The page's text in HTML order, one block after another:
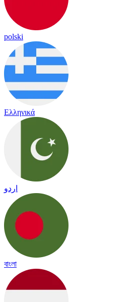
polski
Ελληνικά
اردو
বাংলা